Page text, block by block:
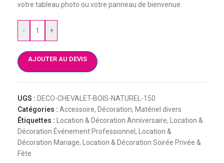
votre tableau photo ou votre panneau de bienvenue.
- +
AJOUTER AU DEVIS
UGS : DECO-CHEVALET-BOIS-NATUREL-150
Catégories : Accessoire, Décoration, Matériel divers
Étiquettes : Location & Décoration Anniversaire, Location &
Décoration Événement Professionnel , Location &
Décoration Mariage, Location & Décoration Soirée Privée &
Fête